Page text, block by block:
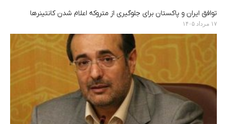
توافق ایران و پاکستان برای جلوگیری از متروکه اعلام شدن کانتینرها
۱۷ مرداد ۱۴۰۵